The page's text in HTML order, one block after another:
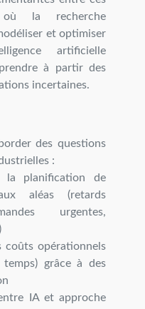
la recherche
et optimiser
artificielle
à partir des
incertaines.
des questions
:
la planification de
aléas (retards
urgentes,
coûts opérationnels
temps) grâce à des
IA et approche